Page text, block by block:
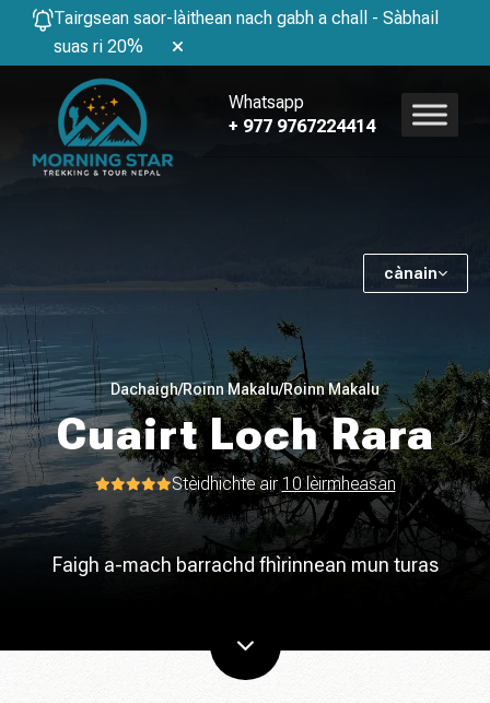
Tairgsean saor-làithean nach gabh a chall - Sàbhail
suas ri 20%
cànain
Whatsapp
+ 977 9767224414
Dachaigh/Roinn Makalu/Roinn Makalu
Cuairt Loch Rara
Stèidhichte air 10 lèirmheasan
Faigh a-mach barrachd fhìrinnean mun turas